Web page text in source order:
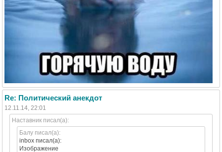
Re: Политический анекдот
12.11.14, 22:01
Наставник писал(а):
Балу писал(а):
inbox писал(а):
Изображение